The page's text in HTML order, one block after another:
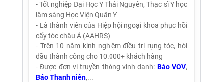
- Tốt nghiệp Đại Học Y Thái Nguyên, Thạc sĩ Y học
lâm sàng Học Viện Quân Y
- Là thành viên của Hiệp hội ngoại khoa phục hồi
cấy tóc châu Á (AAHRS)
- Trên 10 năm kinh nghiệm điều trị rụng tóc, hói
đầu thành công cho 10.000+ khách hàng
- Được đơn vị truyền thông vinh danh: Báo VOV,
Báo Thanh niên,...